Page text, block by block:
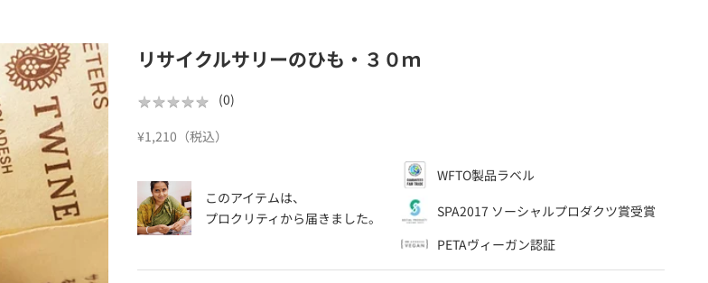
リサイクルサリーのひも・３０ｍ
★★★★★
★★★★★ (0)
セール価格
¥1,210（税込）
このアイテムは、
プロクリティ から届きました。
WFTO製品ラベル
SPA2017 ソーシャルプロダクツ賞受賞
PETAヴィーガン認証